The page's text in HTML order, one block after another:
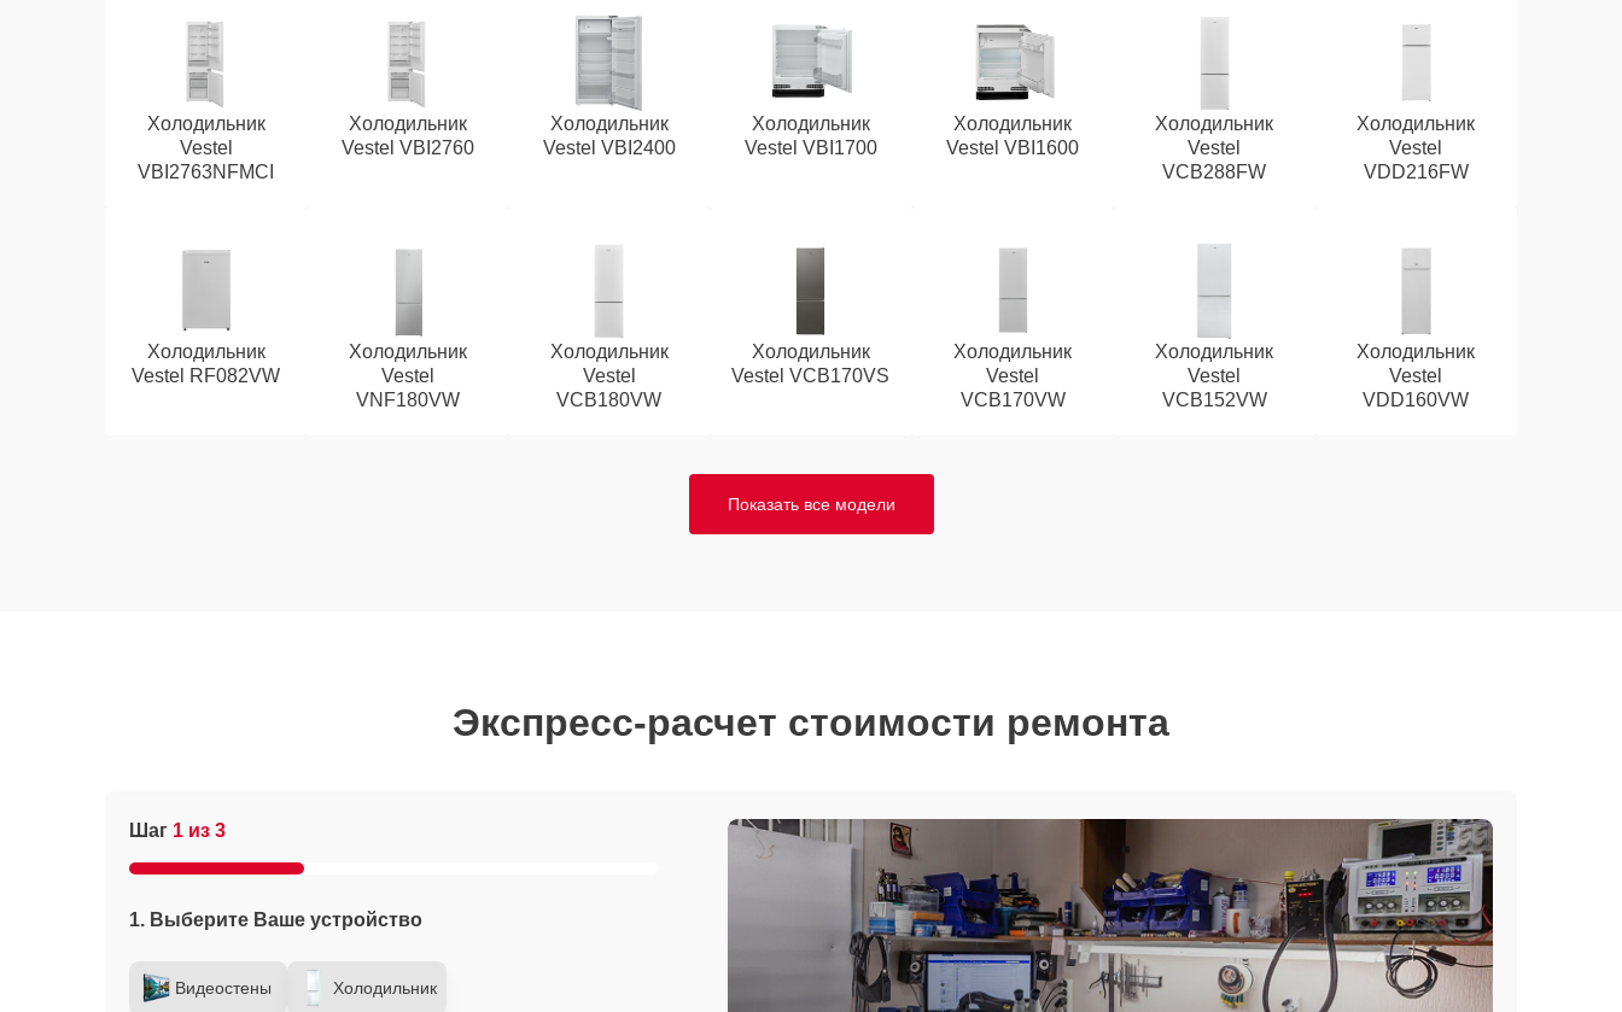
Холодильник
Vestel
VBI2763NFMCI
Холодильник
Vestel VBI2760
Холодильник
Vestel VBI2400
Холодильник
Vestel VBI1700
Холодильник
Vestel VBI1600
Холодильник
Vestel
VCB288FW
Холодильник
Vestel
VDD216FW
Холодильник
Vestel RF082VW
Холодильник
Vestel
VNF180VW
Холодильник
Vestel
VCB180VW
Холодильник
Vestel VCB170VS
Холодильник
Vestel
VCB170VW
Холодильник
Vestel
VCB152VW
Холодильник
Vestel
VDD160VW
Показать все модели
Экспресс-расчет стоимости ремонта
Шаг 1 из 3
1. Выберите Ваше устройство
Видеостены Холодильник